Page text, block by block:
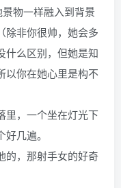
物一样融入到背景
除非你很帅，她会多
什么区别，但她是知
以你在她心里是构不
里，一个坐在灯光下
几遍。
的，那射手女的好奇